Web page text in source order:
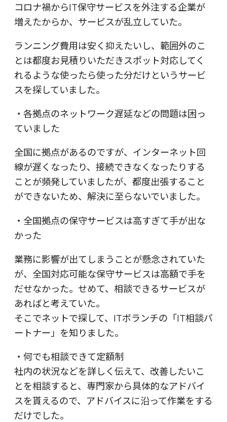
コロナ禍からIT保守サービスを外注する企業が
増えたからか、サービスが乱立していた。
ランニング費用は安く抑えたいし、範囲外のこ
とは都度お見積りいただきスポット対応してく
れるような使ったら使った分だけというサービ
スを探していました。
・各拠点のネットワーク遅延などの問題は困っ
ていました
全国に拠点があるのですが、インターネット回
線が遅くなったり、接続できなくなったりする
ことが頻発していましたが、都度出張すること
ができないため、解決に至らないでいました。
・全国拠点の保守サービスは高すぎて手が出な
かった
業務に影響が出てしまうことが懸念されていた
が、全国対応可能な保守サービスは高額で手を
だせなかった。せめて、相談できるサービスが
あればと考えていた。
そこでネットで探して、ITボランチの「IT相談パ
ートナー」を知りました。
・何でも相談できて定額制
社内の状況などを詳しく伝えて、改善したいこ
とを相談すると、専門家から具体的なアドバイ
スを貰えるので、アドバイスに沿って作業をする
だけでした。